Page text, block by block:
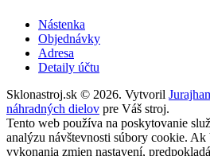
Nástenka
Objednávky
Adresa
Detaily účtu
Sklonastroj.sk © 2026. Vytvoril
náhradných dielov pre Váš stroj.
Tento web používa na poskytovanie
analýzu návštevnosti súbory cookie.
vykonania zmien nastavení,